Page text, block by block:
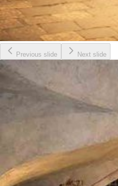
Previous slide Next slide